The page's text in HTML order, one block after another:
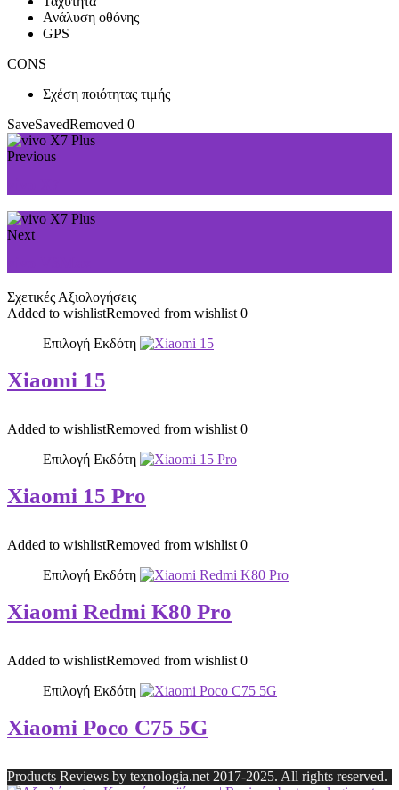
Ανάλυση οθόνης
GPS
CONS
Σχέση ποιότητας τιμής
SaveSavedRemoved 0
Previous
Next
Σχετικές Αξιολογήσεις
Added to wishlistRemoved from wishlist 0
Επιλογή Εκδότη
Xiaomi 15
Added to wishlistRemoved from wishlist 0
Επιλογή Εκδότη
Xiaomi 15 Pro
Added to wishlistRemoved from wishlist 0
Επιλογή Εκδότη
Xiaomi Redmi K80 Pro
Added to wishlistRemoved from wishlist 0
Επιλογή Εκδότη
Xiaomi Poco C75 5G
Products Reviews by texnologia.net 2017-2025. All rights reserved.